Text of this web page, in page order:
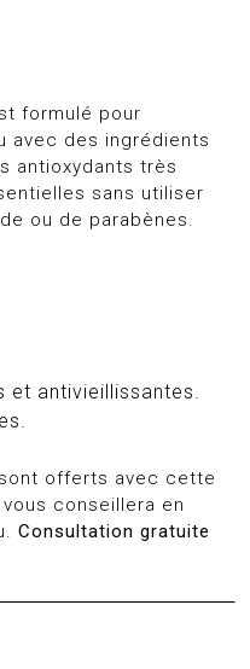
formulé pour
avec des ingrédients
antioxydants très
sans utiliser
ou de parabènes.
et antivieillissantes.
offerts avec cette
conseillera en
Consultation gratuite